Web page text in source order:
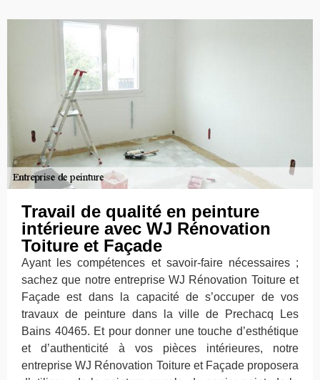
Travail de qualité en peinture
intérieure avec WJ Rénovation
Toiture et Façade
Ayant les compétences et savoir-faire nécessaires ;
sachez que notre entreprise WJ Rénovation Toiture et
Façade est dans la capacité de s’occuper de vos
travaux de peinture dans la ville de Prechacq Les
Bains 40465. Et pour donner une touche d’esthétique
et d’authenticité à vos pièces intérieures, notre
entreprise WJ Rénovation Toiture et Façade proposera